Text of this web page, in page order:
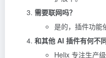
需要联网吗？
是的，插件功能
和其他 AI 插件有何不同
Helix 专注生产